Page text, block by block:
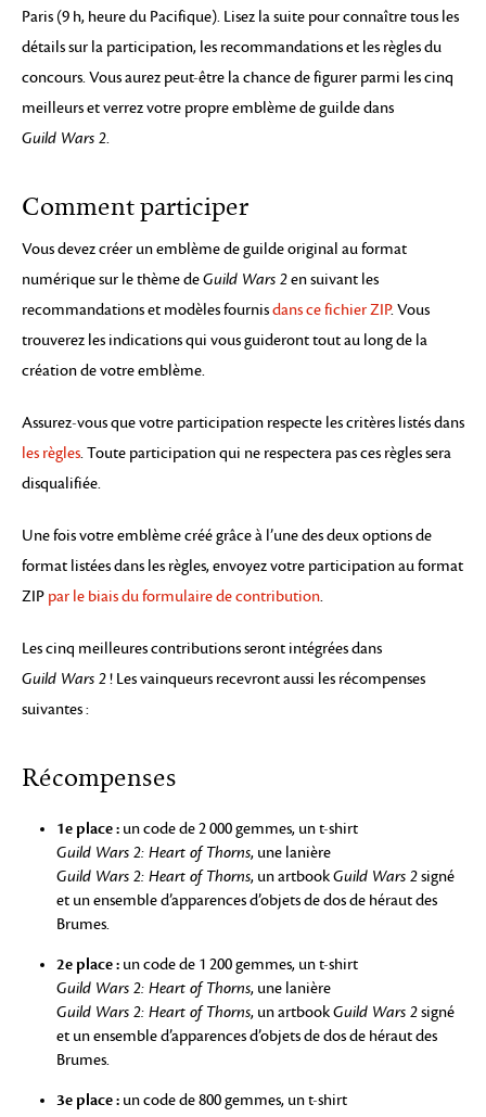
Paris (9 h, heure du Pacifique). Lisez la suite pour connaître tous les
détails sur la participation, les recommandations et les règles du
concours. Vous aurez peut-être la chance de figurer parmi les cinq
meilleurs et verrez votre propre emblème de guilde dans
Guild Wars 2.
Comment participer
Vous devez créer un emblème de guilde original au format
numérique sur le thème deGuild Wars 2en suivant les
recommandations et modèles fournisdans ce fichier ZIP. Vous
trouverez les indications qui vous guideront tout au long de la
création de votre emblème.
Assurez-vous que votre participation respecte les critères listés dans
les règles. Toute participation qui ne respectera pas ces règles sera
disqualifiée.
Une fois votre emblème créé grâce à l’une des deux options de
format listées dans les règles, envoyez votre participation au format
ZIP par le biais du formulaire de contribution.
Les cinq meilleures contributions seront intégrées dans
Guild Wars 2! Les vainqueurs recevront aussi les récompenses
suivantes :
Récompenses
1e place : un code de 2 000 gemmes, un t-shirt
Guild Wars 2: Heart of Thorns, une lanière
Guild Wars 2: Heart of Thorns, un artbookGuild Wars 2signé
et un ensemble d’apparences d’objets de dos de héraut des
Brumes.
2e place : un code de 1 200 gemmes, un t-shirt
Guild Wars 2: Heart of Thorns, une lanière
Guild Wars 2: Heart of Thorns, un artbookGuild Wars 2signé
et un ensemble d’apparences d’objets de dos de héraut des
Brumes.
3e place : un code de 800 gemmes, un t-shirt